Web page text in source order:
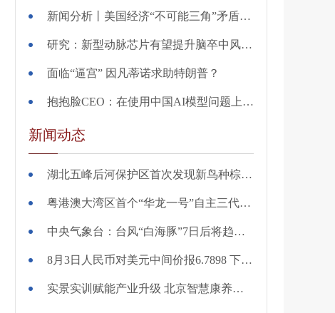
新闻分析丨美国经济“不可能三角”矛盾交织冲击世界
研究：新型动脉芯片有望提升脑卒中风险预测能力
面临“逼宫” 因凡蒂诺求助特朗普？
抱抱脸CEO：在使用中国AI模型问题上 美国不要“自废武功”
新闻动态
湖北五峰后河保护区首次发现新鸟种棕尾褐鹟
粤港澳大湾区首个“华龙一号”自主三代核电项目一期工程全面建成投运
中央气象台：台风“白海豚”7日后将趋向我国华东沿海
8月3日人民币对美元中间价报6.7898 下调4个基点
实景实训赋能产业升级 北京智慧康养机器人应用大赛收官